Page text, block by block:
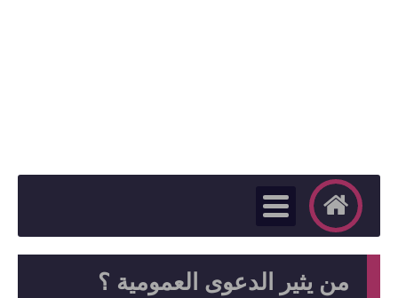
من يثير الدعوى العمومية ؟